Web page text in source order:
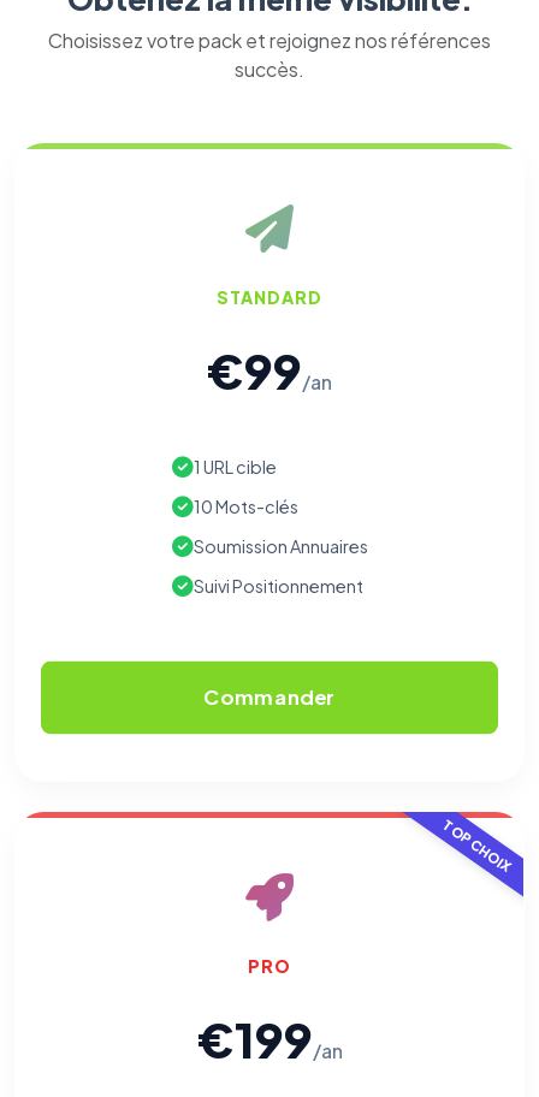
Choisissez votre pack et rejoignez nos références
succès.
STANDARD
€99/an
1 URL cible
10 Mots-clés
Soumission Annuaires
Suivi Positionnement
Commander
TOP CHOIX
PRO
€199/an